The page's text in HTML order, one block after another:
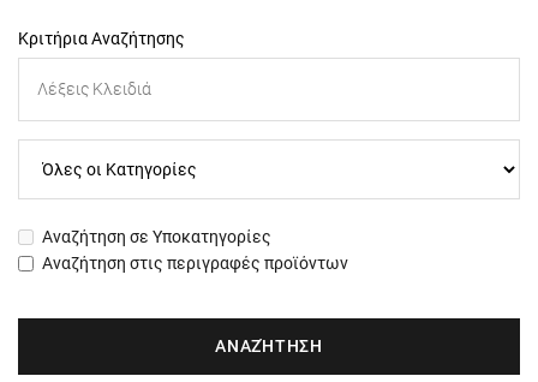
Κριτήρια Αναζήτησης
Αναζήτηση σε Υποκατηγορίες
Αναζήτηση στις περιγραφές προϊόντων